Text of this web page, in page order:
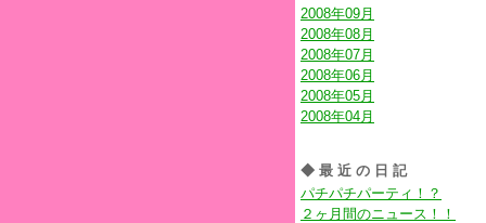
2008年09月
2008年08月
2008年07月
2008年06月
2008年05月
2008年04月
◆最近の日記
パチパチパーティ！？
２ヶ月間のニュース！！